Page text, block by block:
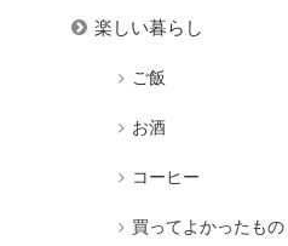
楽しい暮らし
ご飯
お酒
コーヒー
買ってよかったもの